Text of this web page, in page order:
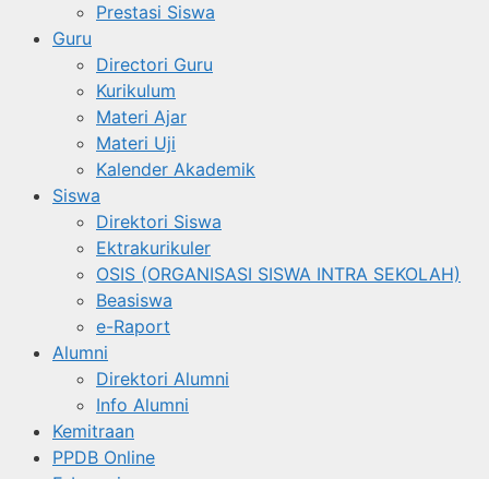
Prestasi Siswa
Guru
Directori Guru
Kurikulum
Materi Ajar
Materi Uji
Kalender Akademik
Siswa
Direktori Siswa
Ektrakurikuler
OSIS (ORGANISASI SISWA INTRA SEKOLAH)
Beasiswa
e-Raport
Alumni
Direktori Alumni
Info Alumni
Kemitraan
PPDB Online